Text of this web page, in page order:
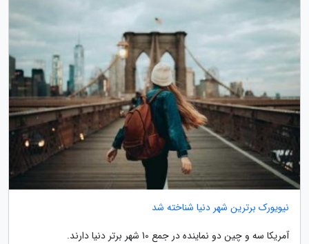
نیویورک برترین شهر دنیا شناخته شد
آمریکا سه و چین دو نماینده در جمع 10 شهر برتر دنیا دارند.